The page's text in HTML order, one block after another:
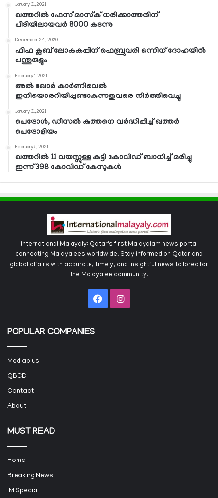
January 31, 2021
ഖത്തറില്‍ ഫേസ് മാസ്‌ക് ധരിക്കാത്തതിന്
പിടിയിലായവര്‍ 8000 കടന്നു
December 24, 2020
ഫിഫ ക്ലബ് ലോകകപ്പിന് ഫെബ്രുവരി ഒന്നിന് ദോഹയില്‍
പന്തുരുളും
February 1, 2021
അല്‍ ഖോര്‍ കാര്‍ണിവെല്‍
ഇനിയൊരറിയിപ്പുണ്ടാകുന്നതുവരെ നിര്‍ത്തിവെച്ചു
January 31, 2021
പെട്രോള്‍, ഡീസല്‍ കുത്തനെ വര്‍ദ്ധിപ്പിച്ച് ഖത്തര്‍
പെട്രോളിയം
February 5, 2021
ഖത്തറില്‍ 11 വയസ്സുള്ള കുട്ടി കോവിഡ് ബാധിച്ച് മരിച്ചു
ഇന്ന് 398 കോവിഡ് കേസുകള്‍
International Malayaly: Qatar's first Malayalam news portal
connecting Malayalees worldwide. Stay informed on Qatar and
global affairs with accurate, timely, and insightful news tailored for
the Malayalee community.
FacebookInstagram
POPULAR COMPANIES
Mediaplus
QBCD
Contact
About
MUST READ
Home
Breaking News
IM Special